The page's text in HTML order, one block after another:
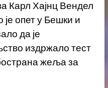
Карл Хајнц Вендел
је опет у Бешки и
да је
издржало тест
жеља за